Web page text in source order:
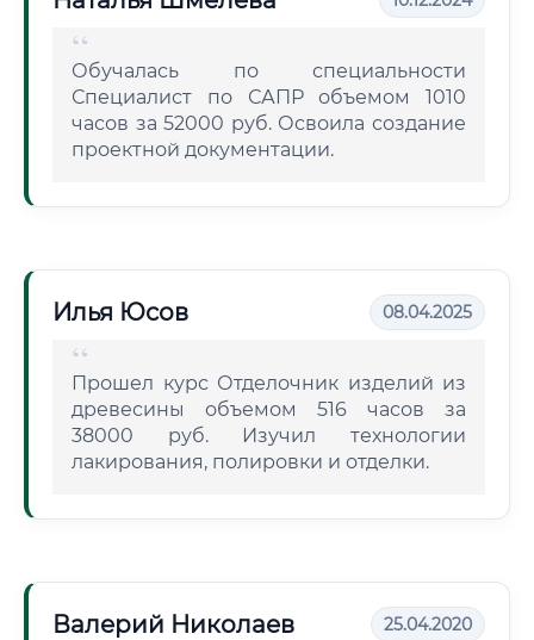
Обучалась по специальности
Специалист по САПР объемом 1010
часов за 52000 руб. Освоила создание
проектной документации.
Илья Юсов 08.04.2025
Прошел курс Отделочник изделий из
древесины объемом 516 часов за
38000 руб. Изучил технологии
лакирования, полировки и отделки.
Валерий Николаев 25.04.2020